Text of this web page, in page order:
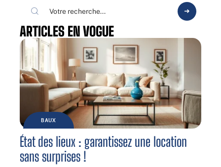
ARTICLES EN VOGUE
BAUX
État des lieux : garantissez une location
sans surprises !